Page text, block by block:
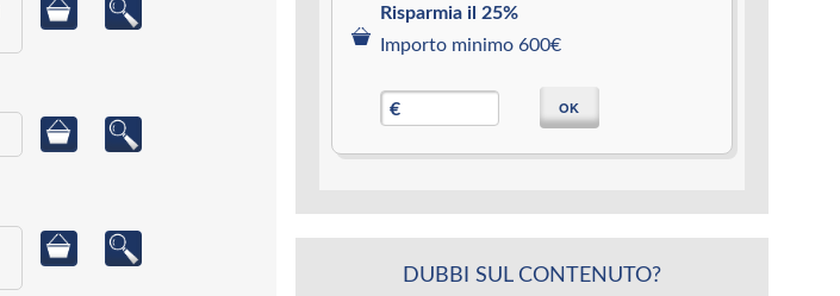
Risparmia il 25%
Importo minimo 600€
€ OK
DUBBI SUL CONTENUTO?